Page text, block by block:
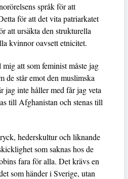
språk för att
för att det vita patriarkatet
att ursäkta den strukturella
kvinnor oavsett etnicitet.
att som feminist måste jag
de står emot den muslimska
jag inte håller med får jag veta
till Afghanistan och stenas till
hederskultur och liknande
som saknas hos de
fara för alla. Det krävs en
som händer i Sverige, utan